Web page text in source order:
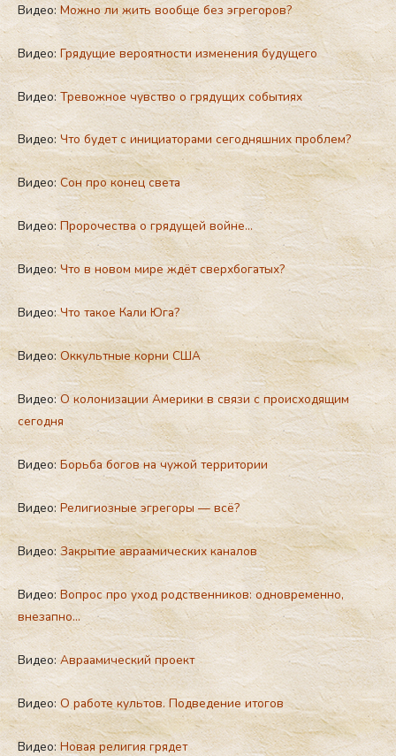
Видео:Можно ли жить вообще без эгрегоров?
Видео:Грядущие вероятности изменения будущего
Видео:Тревожное чувство о грядущих событиях
Видео: Что будет с инициаторами сегодняшних проблем?
Видео:Сон про конец света
Видео:Пророчества о грядущей войне…
Видео: Что в новом мире ждёт сверхбогатых?
Видео:Что такое Кали Юга?
Видео:Оккультные корни США
Видео:О колонизации Америки в связи с происходящим
сегодня
Видео:Борьба богов на чужой территории
Видео:Религиозные эгрегоры — всё?
Видео:Закрытие авраамических каналов
Видео:Вопрос про уход родственников: одновременно,
внезапно…
Видео:Авраамический проект
Видео: О работе культов. Подведение итогов
Видео:Новая религия грядет